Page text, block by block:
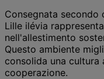
Consegnata secondo
Lille ilévia
nell'allestimento
Questo ambiente
consolida una cultura
cooperazione.